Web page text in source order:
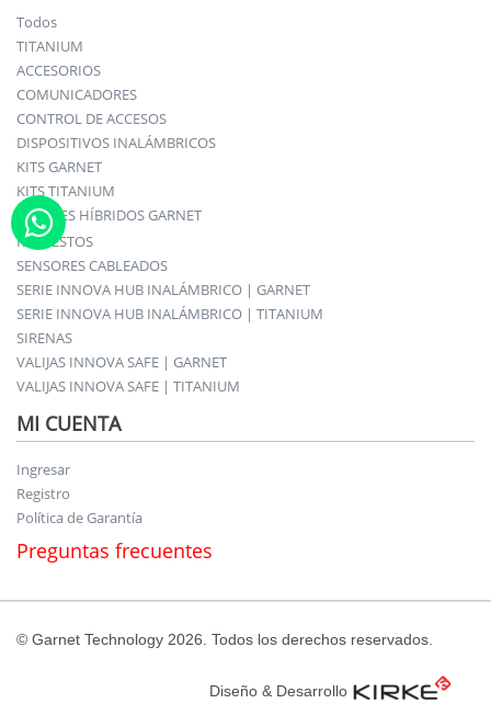
Todos
TITANIUM
ACCESORIOS
COMUNICADORES
CONTROL DE ACCESOS
DISPOSITIVOS INALÁMBRICOS
KITS GARNET
KITS TITANIUM
PANELES HÍBRIDOS GARNET
REPUESTOS
SENSORES CABLEADOS
SERIE INNOVA HUB INALÁMBRICO | GARNET
SERIE INNOVA HUB INALÁMBRICO | TITANIUM
SIRENAS
VALIJAS INNOVA SAFE | GARNET
VALIJAS INNOVA SAFE | TITANIUM
MI CUENTA
Ingresar
Registro
Política de Garantía
Preguntas frecuentes
© Garnet Technology 2026. Todos los derechos reservados.
Diseño & Desarrollo